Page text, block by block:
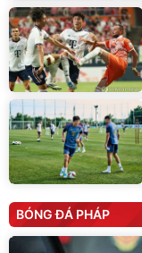
BÓNG ĐÁ PHÁP